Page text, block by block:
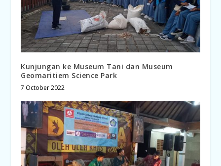
Kunjungan ke Museum Tani dan Museum
Geomaritiem Science Park
7 October 2022